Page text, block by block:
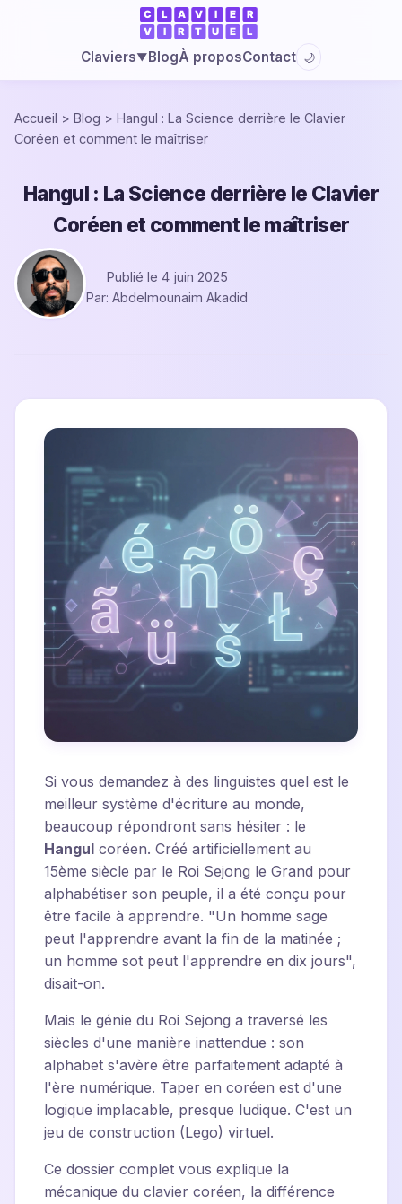
Claviers▼BlogÀ proposContact 🌙
Accueil > Blog > Hangul : La Science derrière le Clavier
Coréen et comment le maîtriser
Hangul : La Science derrière le Clavier
Coréen et comment le maîtriser
Publié le 4 juin 2025
Par: Abdelmounaim Akadid
Si vous demandez à des linguistes quel est le
meilleur système d'écriture au monde,
beaucoup répondront sans hésiter : le
Hangul coréen. Créé artificiellement au
15ème siècle par le Roi Sejong le Grand pour
alphabétiser son peuple, il a été conçu pour
être facile à apprendre. "Un homme sage
peut l'apprendre avant la fin de la matinée ;
un homme sot peut l'apprendre en dix jours",
disait-on.
Mais le génie du Roi Sejong a traversé les
siècles d'une manière inattendue : son
alphabet s'avère être parfaitement adapté à
l'ère numérique. Taper en coréen est d'une
logique implacable, presque ludique. C'est un
jeu de construction (Lego) virtuel.
Ce dossier complet vous explique la
mécanique du clavier coréen, la différence